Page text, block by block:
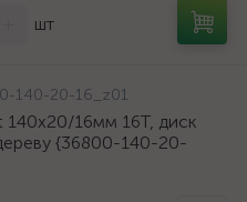
шт
140-20-16_z01
140x20/16мм 16Т, диск
{36800-140-20-